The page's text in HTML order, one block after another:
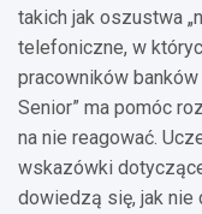
takich jak oszustwa
telefoniczne, w
pracowników
Senior” ma pomóc
na nie reagować.
wskazówki
dowiedzą się, jak